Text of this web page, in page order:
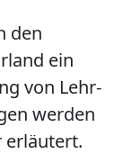
den
ein
von Lehr-
werden
erläutert.